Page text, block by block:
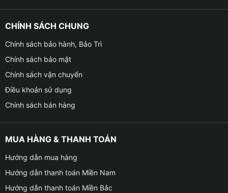
cảm xúc cho bản nhạc.
tách biệt các tần số âm thanh bass khỏi các tần số
cao hơn. Điều này sẽ giúp cho âm thanh trở nên rõ
ràng, chi tiết hơn và tráng bị lẫn lộn giữa các dải tần
số.
✤ Đặc biệt, khi loa sub hoạt động, nó sẽ giúp các loa
khác trong hệ thống âm thanh hoạt động hiệu quả hơn
và tránh được tình trạng quá tải. Điều này giúp cho âm
sống động hơn.
CHÍNH SÁCH CHUNG
Chính sách bảo hành, Bảo Trì
Chính sách bảo mật
Chính sách vận chuyển
Điều khoản sử dụng
Chính sách bán hàng
MUA HÀNG & THANH TOÁN
Hướng dẫn mua hàng
Hướng dẫn thanh toán Miền Nam
Hướng dẫn thanh toán Miền Bắc